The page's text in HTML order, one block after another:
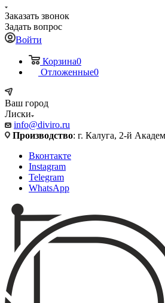
Заказать звонок
Задать вопрос
Войти
Корзина0
Отложенные0
Ваш город
Лиски
info@diviro.ru
Производство: г. Калуга, 2-й
Вконтакте
Instagram
Telegram
WhatsApp